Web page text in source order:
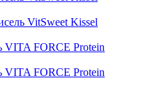
VitSweet Kissel
VITA FORCE Protein
VITA FORCE Protein